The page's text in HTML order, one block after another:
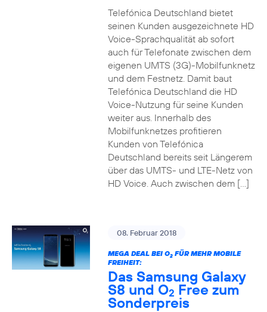
Telefónica Deutschland bietet
seinen Kunden ausgezeichnete HD
Voice-Sprachqualität ab sofort
auch für Telefonate zwischen dem
eigenen UMTS (3G)-Mobilfunknetz
und dem Festnetz. Damit baut
Telefónica Deutschland die HD
Voice-Nutzung für seine Kunden
weiter aus. Innerhalb des
Mobilfunknetzes profitieren
Kunden von Telefónica
Deutschland bereits seit Längerem
über das UMTS- und LTE-Netz von
HD Voice. Auch zwischen dem […]
08. Februar 2018
MEGA DEAL BEI O2FÜR MEHR MOBILE
FREIHEIT:
Das Samsung Galaxy
S8 und O2 Free zum
Sonderpreis